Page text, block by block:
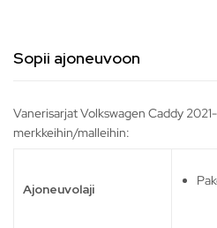
Sopii ajoneuvoon
Vanerisarjat Volkswagen Caddy
merkkeihin/malleihin:
Ajoneuvolaji